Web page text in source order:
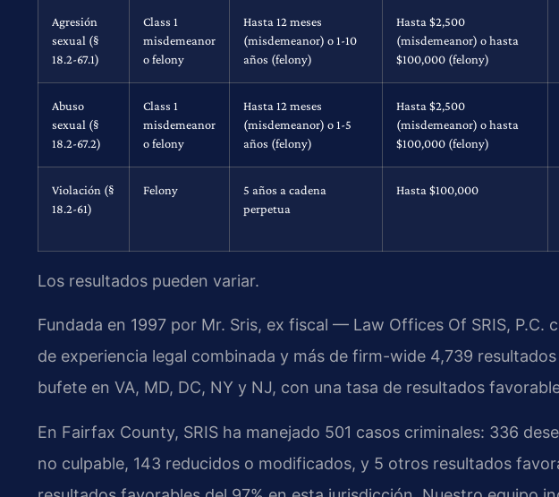
Agresión
sexual (§
18.2-67.1)
Class 1
misdemeanor
o felony
Hasta 12 meses
(misdemeanor) o 1-10
años (felony)
Hasta $2,500
(misdemeanor) o hasta
$100,000 (felony)
Abuso
sexual (§
18.2-67.2)
Class 1
misdemeanor
o felony
Hasta 12 meses
(misdemeanor) o 1-5
años (felony)
Hasta $2,500
(misdemeanor) o hasta
$100,000 (felony)
Violación (§
18.2-61)
Felony
5 años a cadena
perpetua
Hasta $100,000
Los resultados pueden variar.
Fundada en 1997 por Mr. Sris, ex fiscal — Law Offices Of SRIS, P.C.
de experiencia legal combinada y más de firm-wide 4,739
bufete en VA, MD, DC, NY y NJ, con una tasa de resultados
En Fairfax County, SRIS ha manejado 501 casos criminales: 336
no culpable, 143 reducidos o modificados, y 5 otros resultados